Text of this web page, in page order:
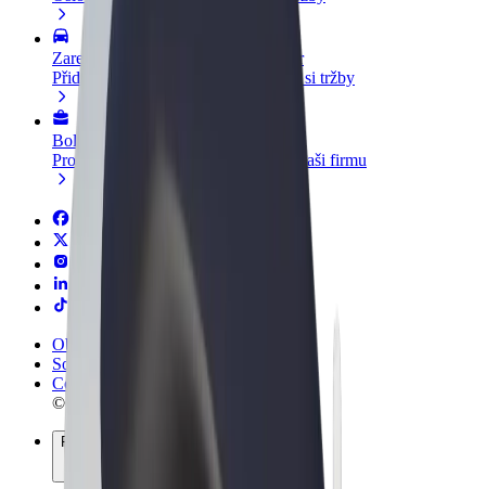
Zaregistrujte se jako flotilový partner
Přidejte svou flotilu k Boltu a zvyšte si tržby
Bolt for Business
Produkty a služby Boltu přesně pro vaši firmu
Obchodní podmínky
Soukromí
Cookies
© 2026 Bolt Technology OÜ
Produkty